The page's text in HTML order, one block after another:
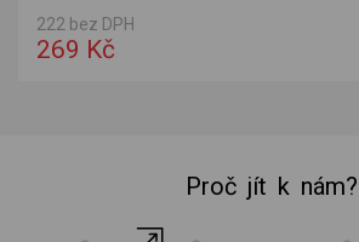
222 bez DPH
269 Kč
Proč jít k nám?